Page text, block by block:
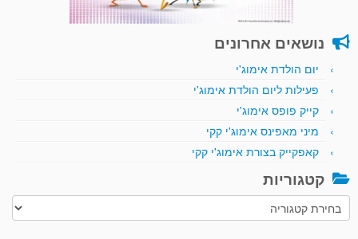
נושאים אחרונים
יום הולדת אימוג'י
פעילות ליום הולדת אימוג'י
קייק פופס אימוג'י
מיני מאפינס אימוג'י קקי
קאפקייק בצורת אימוג'י קקי
קטגוריות
קטגוריות